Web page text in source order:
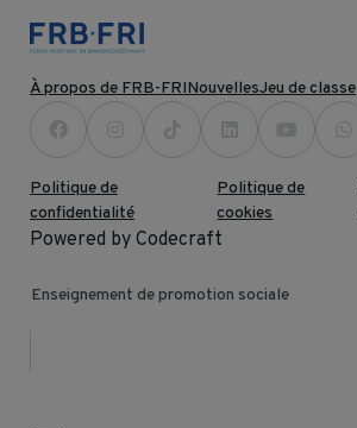
À propos de FRB-FRINouvellesJeu de classe
Politique de
confidentialité
Politique de
cookies
Powered by Codecraft
Enseignement de promotion sociale